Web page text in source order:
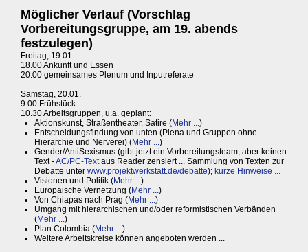
Möglicher Verlauf (Vorschlag
Vorbereitungsgruppe, am 19. abends
festzulegen)
Freitag, 19.01.
18.00 Ankunft und Essen
20.00 gemeinsames Plenum und Inputreferate
Samstag, 20.01.
9.00 Frühstück
10.30 Arbeitsgruppen, u.a. geplant:
Aktionskunst, Straßentheater, Satire (Mehr ...)
Entscheidungsfindung von unten (Plena und Gruppen ohne
Hierarchie und Nerverei) (Mehr ...)
Gender/AntiSexismus (gibt jetzt ein Vorbereitungsteam, aber keinen
Text -AC/PC-Textaus Reader zensiert ... Sammlung von Texten zur
Debatte unter www.projektwerkstatt.de/debatte); kurze Hinweise ...
Visionen und Politik (Mehr ...)
Europäische Vernetzung (Mehr ...)
Von Chiapas nach Prag (Mehr ...)
Umgang mit hierarchischen und/oder reformistischen Verbänden
(Mehr ...)
Plan Colombia (Mehr ...)
Weitere Arbeitskreise können angeboten werden ...